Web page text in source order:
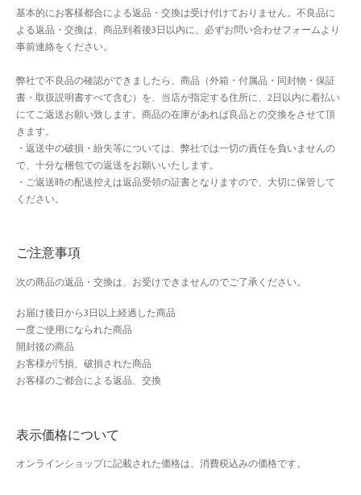
カート
クイック注文フォーム
クリスマス特集
サマーセール
セール
テスト 「テーブル
ハロウィン特集
プライバシーポリシー
基本的にお客様都合による返品・交換は受け付けておりません。不良品に
よる返品・交換は、商品到着後3日以内に、必ずお問い合わせフォームより
事前連絡をください。
弊社で不良品の確認ができましたら、商品（外箱・付属品・同封物・保証
書・取扱説明書すべて含む）を、当店が指定する住所に、2日以内に着払い
にてご返送お願い致します。商品の在庫があれば良品との交換をさせて頂
きます。
・返送中の破損・紛失等については、弊社では一切の責任を負いませんの
で、十分な梱包での返送をお願いいたします。
・ご返送時の配送控えは返品受領の証書となりますので、大切に保管して
ください。
ご注意事項
次の商品の返品・交換は、お受けできませんのでご了承ください。
お届け後日から3日以上経過した商品
一度ご使用になられた商品
開封後の商品
お客様が汚損、破損された商品
お客様のご都合による返品、交換
表示価格について
オンラインショップに記載された価格は、消費税込みの価格です。